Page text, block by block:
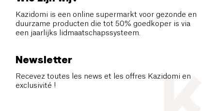
Kazidomi is een online supermarkt voor gezonde en
duurzame producten die tot 50% goedkoper is via
een jaarlijks lidmaatschapssysteem.
Newsletter
Recevez toutes les news et les offres Kazidomi en
exclusivité !